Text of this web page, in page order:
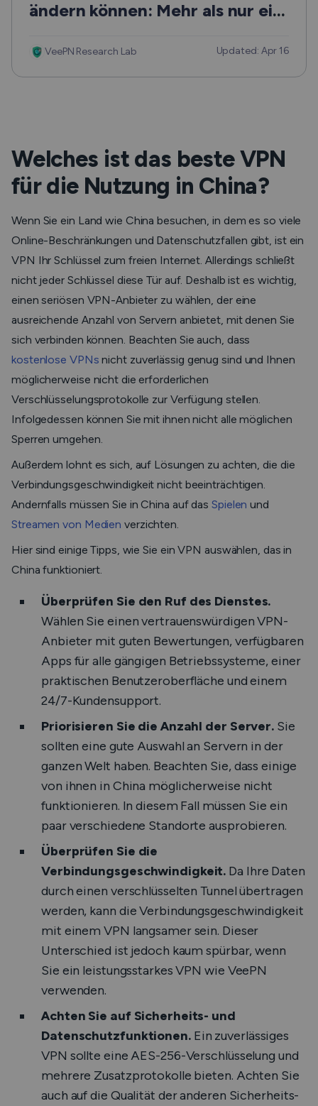
ändern können: Mehr als nur ein
VeePN Research Lab Updated: Apr 16
Welches ist das beste VPN
für die Nutzung in China?
Wenn Sie ein Land wie China besuchen, in dem es so viele
Online-Beschränkungen und Datenschutzfallen gibt, ist ein
VPN Ihr Schlüssel zum freien Internet. Allerdings schließt
nicht jeder Schlüssel diese Tür auf. Deshalb ist es wichtig,
einen seriösen VPN-Anbieter zu wählen, der eine
ausreichende Anzahl von Servern anbietet, mit denen Sie
sich verbinden können. Beachten Sie auch, dass
kostenlose VPNs nicht zuverlässig genug sind und Ihnen
möglicherweise nicht die erforderlichen
Verschlüsselungsprotokolle zur Verfügung stellen.
Infolgedessen können Sie mit ihnen nicht alle möglichen
Sperren umgehen.
Außerdem lohnt es sich, auf Lösungen zu achten, die die
Verbindungsgeschwindigkeit nicht beeinträchtigen.
Andernfalls müssen Sie in China auf das Spielen und
Streamen von Medien verzichten.
Hier sind einige Tipps, wie Sie ein VPN auswählen, das in
China funktioniert.
Überprüfen Sie den Ruf des Dienstes.
Wählen Sie einen vertrauenswürdigen VPN-
Anbieter mit guten Bewertungen, verfügbaren
Apps für alle gängigen Betriebssysteme, einer
praktischen Benutzeroberfläche und einem
24/7-Kundensupport.
Priorisieren Sie die Anzahl der Server. Sie
sollten eine gute Auswahl an Servern in der
ganzen Welt haben. Beachten Sie, dass einige
von ihnen in China möglicherweise nicht
funktionieren. In diesem Fall müssen Sie ein
paar verschiedene Standorte ausprobieren.
Überprüfen Sie die
Verbindungsgeschwindigkeit. Da Ihre Daten
durch einen verschlüsselten Tunnel übertragen
werden, kann die Verbindungsgeschwindigkeit
mit einem VPN langsamer sein. Dieser
Unterschied ist jedoch kaum spürbar, wenn
Sie ein leistungsstarkes VPN wie VeePN
verwenden.
Achten Sie auf Sicherheits- und
Datenschutzfunktionen. Ein zuverlässiges
VPN sollte eine AES-256-Verschlüsselung und
mehrere Zusatzprotokolle bieten. Achten Sie
auch auf die Qualität der anderen Sicherheits-